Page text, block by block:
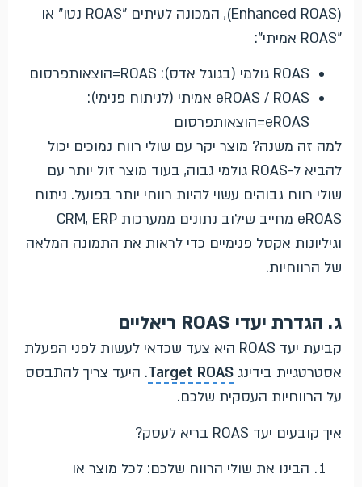
(Enhanced ROAS), המכונה לעיתים "ROAS נטו" או
"ROAS אמיתי":
ROAS גולמי (בגוגל אדס):
ROAS
=הוצאותפרסום
eROAS / ROAS אמיתי (לניתוח פנימי):
eROAS
=הוצאותפרסום
למה זה משנה? מוצר יקר עם שולי רווח נמוכים יכול
להביא ל-ROAS גולמי גבוה, בעוד מוצר זול יותר עם
שולי רווח גבוהים עשוי להיות רווחי יותר בפועל. ניתוח
eROAS מחייב שילוב נתונים ממערכות CRM, ERP
וגיליונות אקסל פנימיים כדי לראות את התמונה המלאה
של הרווחיות.
ג. הגדרת יעדי ROAS ריאליים
קביעת יעד ROAS היא צעד שכדאי לעשות לפני הפעלת
אסטרטגיית בידינג Target ROAS. היעד צריך להתבסס
על הרווחיות העסקית שלכם.
איך קובעים יעד ROAS בריא לעסק?
הבינו את שולי הרווח שלכם: לכל מוצר או